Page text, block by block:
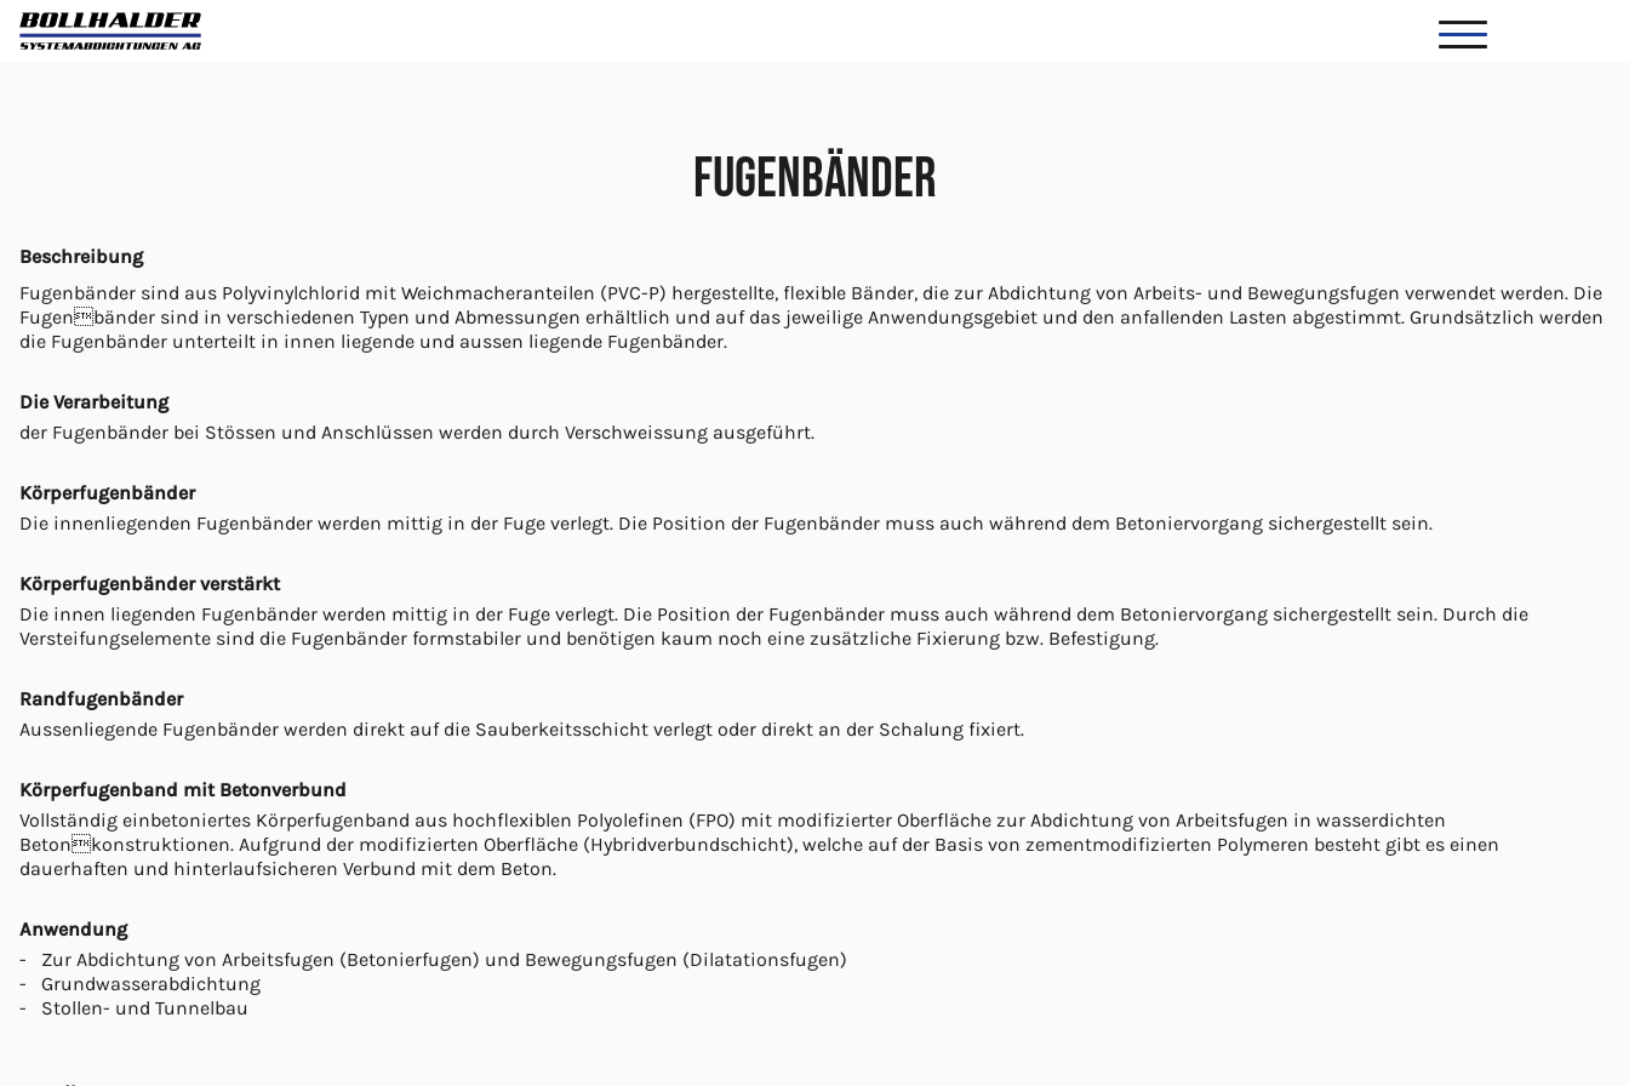
Fugenbänder
Beschreibung
Fugenbänder sind aus Polyvinylchlorid mit Weichmacheranteilen (PVC-P) hergestellte, flexible Bänder, die zur Abdichtung von Arbeits- und Bewegungsfugen verwendet werden. Die
Fugenbänder sind in verschiedenen Typen und Abmessungen erhältlich und auf das jeweilige Anwendungsgebiet und den anfallenden Lasten abgestimmt. Grundsätzlich werden
die Fugenbänder unterteilt in innen liegende und aussen liegende Fugenbänder.
Die Verarbeitung
der Fugenbänder bei Stössen und Anschlüssen werden durch Verschweissung ausgeführt.
Körperfugenbänder
Die innenliegenden Fugenbänder werden mittig in der Fuge verlegt. Die Position der Fugenbänder muss auch während dem Betoniervorgang sichergestellt sein.
Körperfugenbänder verstärkt
Die innen liegenden Fugenbänder werden mittig in der Fuge verlegt. Die Position der Fugenbänder muss auch während dem Betoniervorgang sichergestellt sein. Durch die
Versteifungselemente sind die Fugenbänder formstabiler und benötigen kaum noch eine zusätzliche Fixierung bzw. Befestigung.
Randfugenbänder
Aussenliegende Fugenbänder werden direkt auf die Sauberkeitsschicht verlegt oder direkt an der Schalung fixiert.
Körperfugenband mit Betonverbund
Vollständig einbetoniertes Körperfugenband aus hochflexiblen Polyolefinen (FPO) mit modifizierter Oberfläche zur Abdichtung von Arbeitsfugen in wasserdichten
Betonkonstruktionen. Aufgrund der modifizierten Oberfläche (Hybridverbundschicht), welche auf der Basis von zementmodifizierten Polymeren besteht gibt es einen
dauerhaften und hinterlaufsicheren Verbund mit dem Beton.
Anwendung
Zur Abdichtung von Arbeitsfugen (Betonierfugen) und Bewegungsfugen (Dilatationsfugen)
Grundwasserabdichtung
Stollen- und Tunnelbau